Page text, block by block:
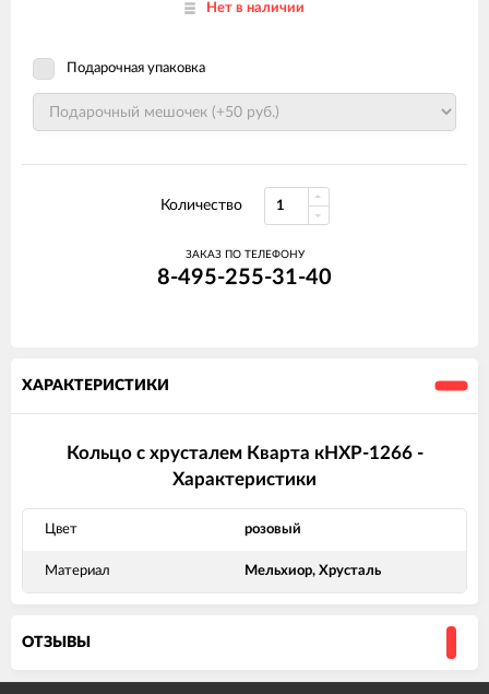
Нет в наличии
Подарочная упаковка
Количество
ЗАКАЗ ПО ТЕЛЕФОНУ
8-495-255-31-40
ХАРАКТЕРИСТИКИ
Кольцо с хрусталем Кварта кНХР-1266 -
Характеристики
Цвет розовый
Материал Мельхиор, Хрусталь
ОТЗЫВЫ